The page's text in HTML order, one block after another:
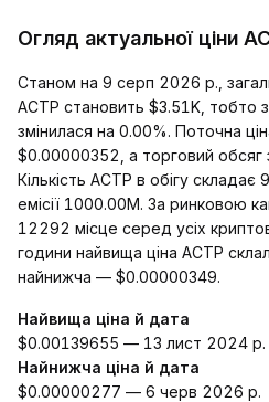
Огляд актуальної ціни
Станом на 9 серп 2026 р.,
ACTP становить $3.51K, тобто
змінилася на 0.00%. Поточна
$0.00000352, а торговий
Кількість ACTP в обігу
емісії 1000.00M. За ринковою
12292 місце серед усіх
години найвища ціна ACTP
найнижча — $0.00000349.
Найвища ціна й дата
$0.00139655 — 13 лист 2024 р.
Найнижча ціна й дата
$0.00000277 — 6 черв 2026 р.